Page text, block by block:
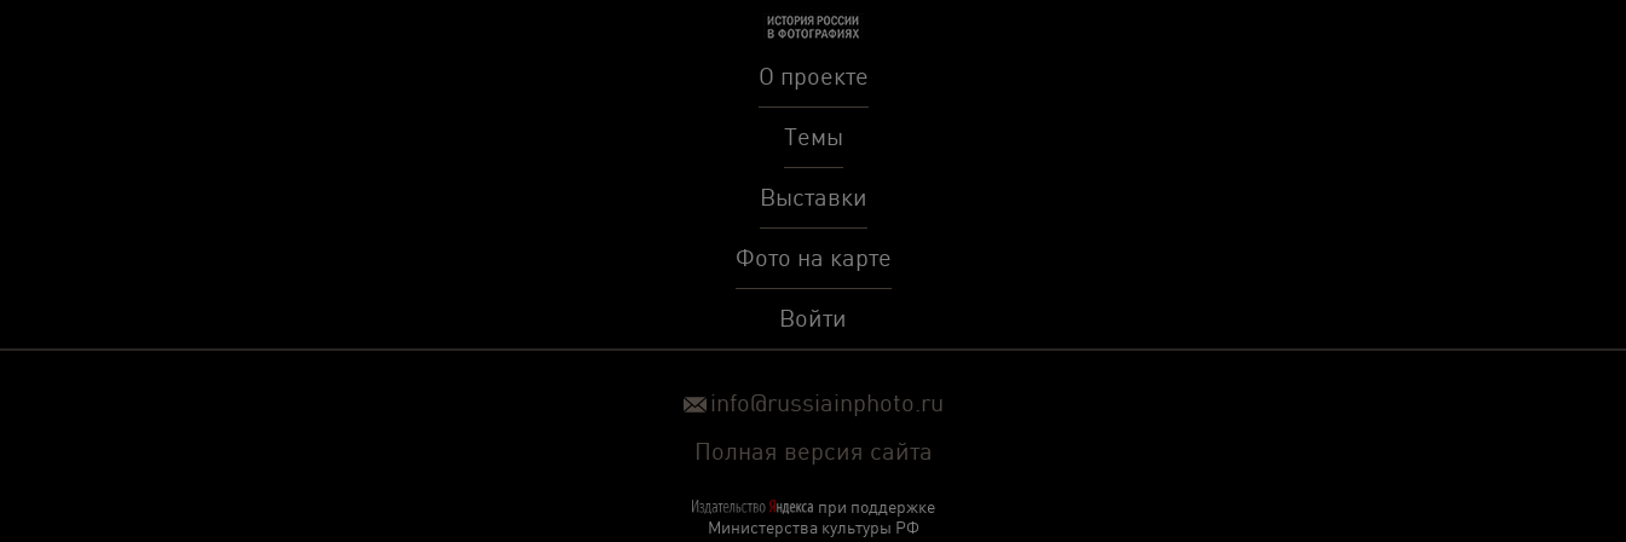
О проекте
Темы
Выставки
Фото на карте
Войти
info@russiainphoto.ru
Полная версия сайта
при поддержке
Министерства культуры РФ